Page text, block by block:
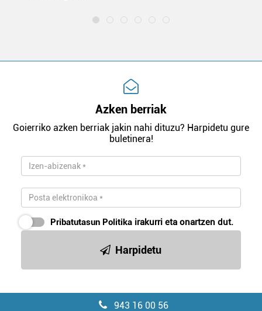
Azken berriak
Goierriko azken berriak jakin nahi dituzu? Harpidetu gure
buletinera!
Pribatutasun Politika irakurri eta onartzen dut.
Harpidetu
943 16 00 56